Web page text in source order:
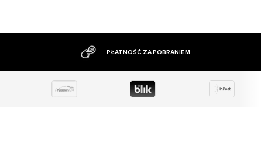
DUŻY ASORTYMENT